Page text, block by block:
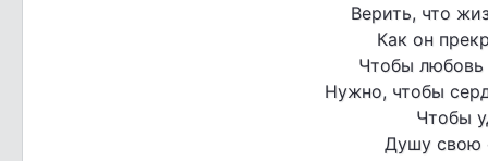
Верить, что
Как он
Чтобы любовь
Нужно, чтобы
Чтобы
Душу свою